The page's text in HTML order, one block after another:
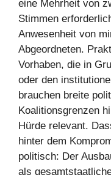
eine Mehrheit von
Stimmen
Anwesenheit von
Abgeordneten.
Vorhaben, die in
oder den
brauchen breite
Koalitionsgrenzen
Hürde relevant.
hinter dem
politisch: Der
als